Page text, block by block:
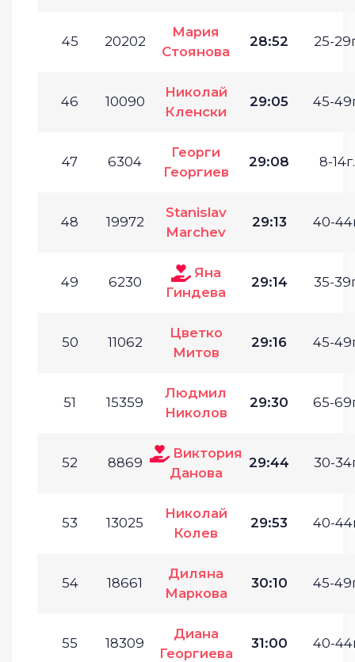
45 20202
Мария
Стоянова
28:52 25-
46 10090
Николай
Кленски
29:05 45-
47 6304
Георги
Георгиев
29:08 8-14г.
48 19972
Stanislav
Marchev
29:13 40-
49 6230
Яна
Гиндева
29:14 35-
50 11062
Цветко
Митов
29:16 45-
51 15359
Людмил
Николов
29:30 65-
52 8869
Виктория
Данова
29:44 30-
53 13025
Николай
Колев
29:53 40-
54 18661
Диляна
Маркова
30:10 45-
55 18309
Диана
Георгиева
31:00 40-